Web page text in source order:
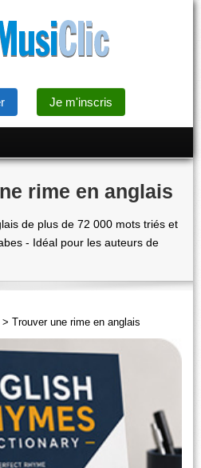
Je m'inscris
rime en anglais
de plus de 72 000 mots triés et
- Idéal pour les auteurs de
>Trouver une rime en anglais